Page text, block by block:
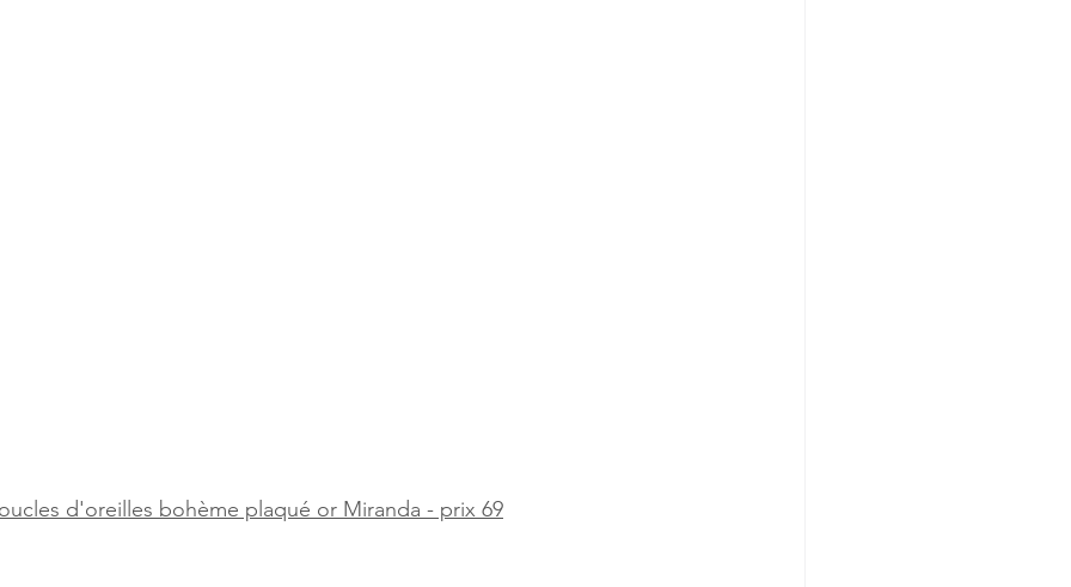
d'oreilles bohème plaqué or Miranda - prix 69